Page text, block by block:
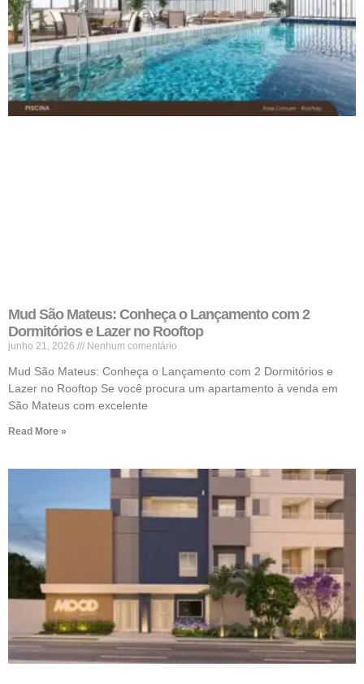
Mud São Mateus: Conheça o Lançamento com 2
Dormitórios e Lazer no Rooftop
junho 21, 2026 Nenhum comentário
Mud São Mateus: Conheça o Lançamento com 2 Dormitórios e
Lazer no Rooftop Se você procura um apartamento à venda em
São Mateus com excelente
Read More »